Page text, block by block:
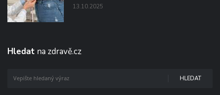
13.10.2025
Hledat na zdravě.cz
HLEDAT